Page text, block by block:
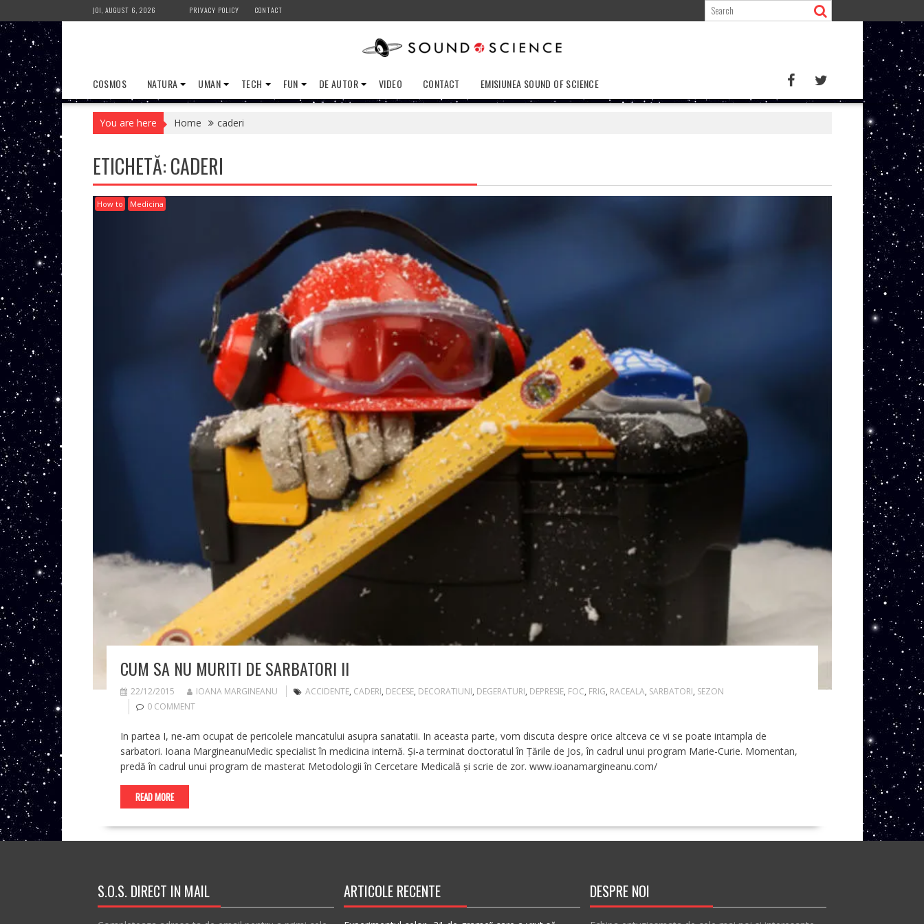
to
content
JOI, AUGUST 6, 2026 PRIVACY POLICY CONTACT
COSMOS NATURA UMAN TECH FUN DE AUTOR VIDEO CONTACT EMISIUNEA SOUND OF SCIENCE
You are here Home caderi
ETICHETĂ:CADERI
How to Medicina
CUM SA NU MURITI DE SARBATORI II
22/12/2015 IOANA MARGINEANU ACCIDENTE, CADERI, DECESE, DECORATIUNI, DEGERATURI, DEPRESIE, FOC, FRIG, RACEALA, SARBATORI, SEZON
0 COMMENT
In partea I, ne-am ocupat de pericolele mancatului asupra sanatatii. In aceasta parte, vom discuta despre orice altceva ce vi se poate intampla de
sarbatori. Ioana MargineanuMedic specialist în medicina internă. Și-a terminat doctoratul în Țările de Jos, în cadrul unui program Marie-Curie. Momentan,
predă în cadrul unui program de masterat Metodologii în Cercetare Medicală și scrie de zor. www.ioanamargineanu.com/
READ MORE
S.O.S. DIRECT IN MAIL ARTICOLE RECENTE DESPRE NOI